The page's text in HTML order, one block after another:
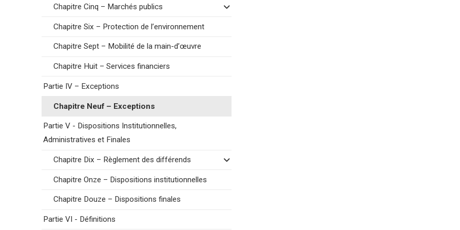
Chapitre Cinq – Marchés publics
Chapitre Six – Protection de l’environnement
Chapitre Sept – Mobilité de la main-d’œuvre
Chapitre Huit – Services financiers
Partie IV – Exceptions
Chapitre Neuf – Exceptions
Partie V - Dispositions Institutionnelles,
Administratives et Finales
Chapitre Dix – Règlement des différends
Chapitre Onze – Dispositions institutionnelles
Chapitre Douze – Dispositions finales
Partie VI - Définitions